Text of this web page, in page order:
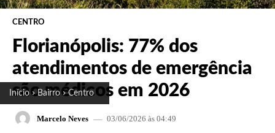
Início Bairro Centro
CENTRO
Florianópolis: 77% dos
atendimentos de emergência
são médicos em 2026
Marcelo Neves 03/06/2026 às 04:49